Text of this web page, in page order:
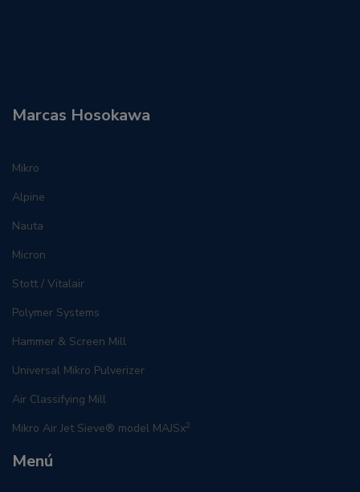
Marcas Hosokawa
Mikro
Alpine
Nauta
Micron
Stott / Vitalair
Polymer Systems
Hammer & Screen Mill
Universal Mikro Pulverizer
Air Classifying Mill
Mikro Air Jet Sieve® model MAJSx2
Menú